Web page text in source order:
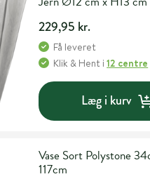
229,95 kr.
Få leveret
Klik & Hent i12 centre
Læg i kurv
Vase Sort Polystone
117cm